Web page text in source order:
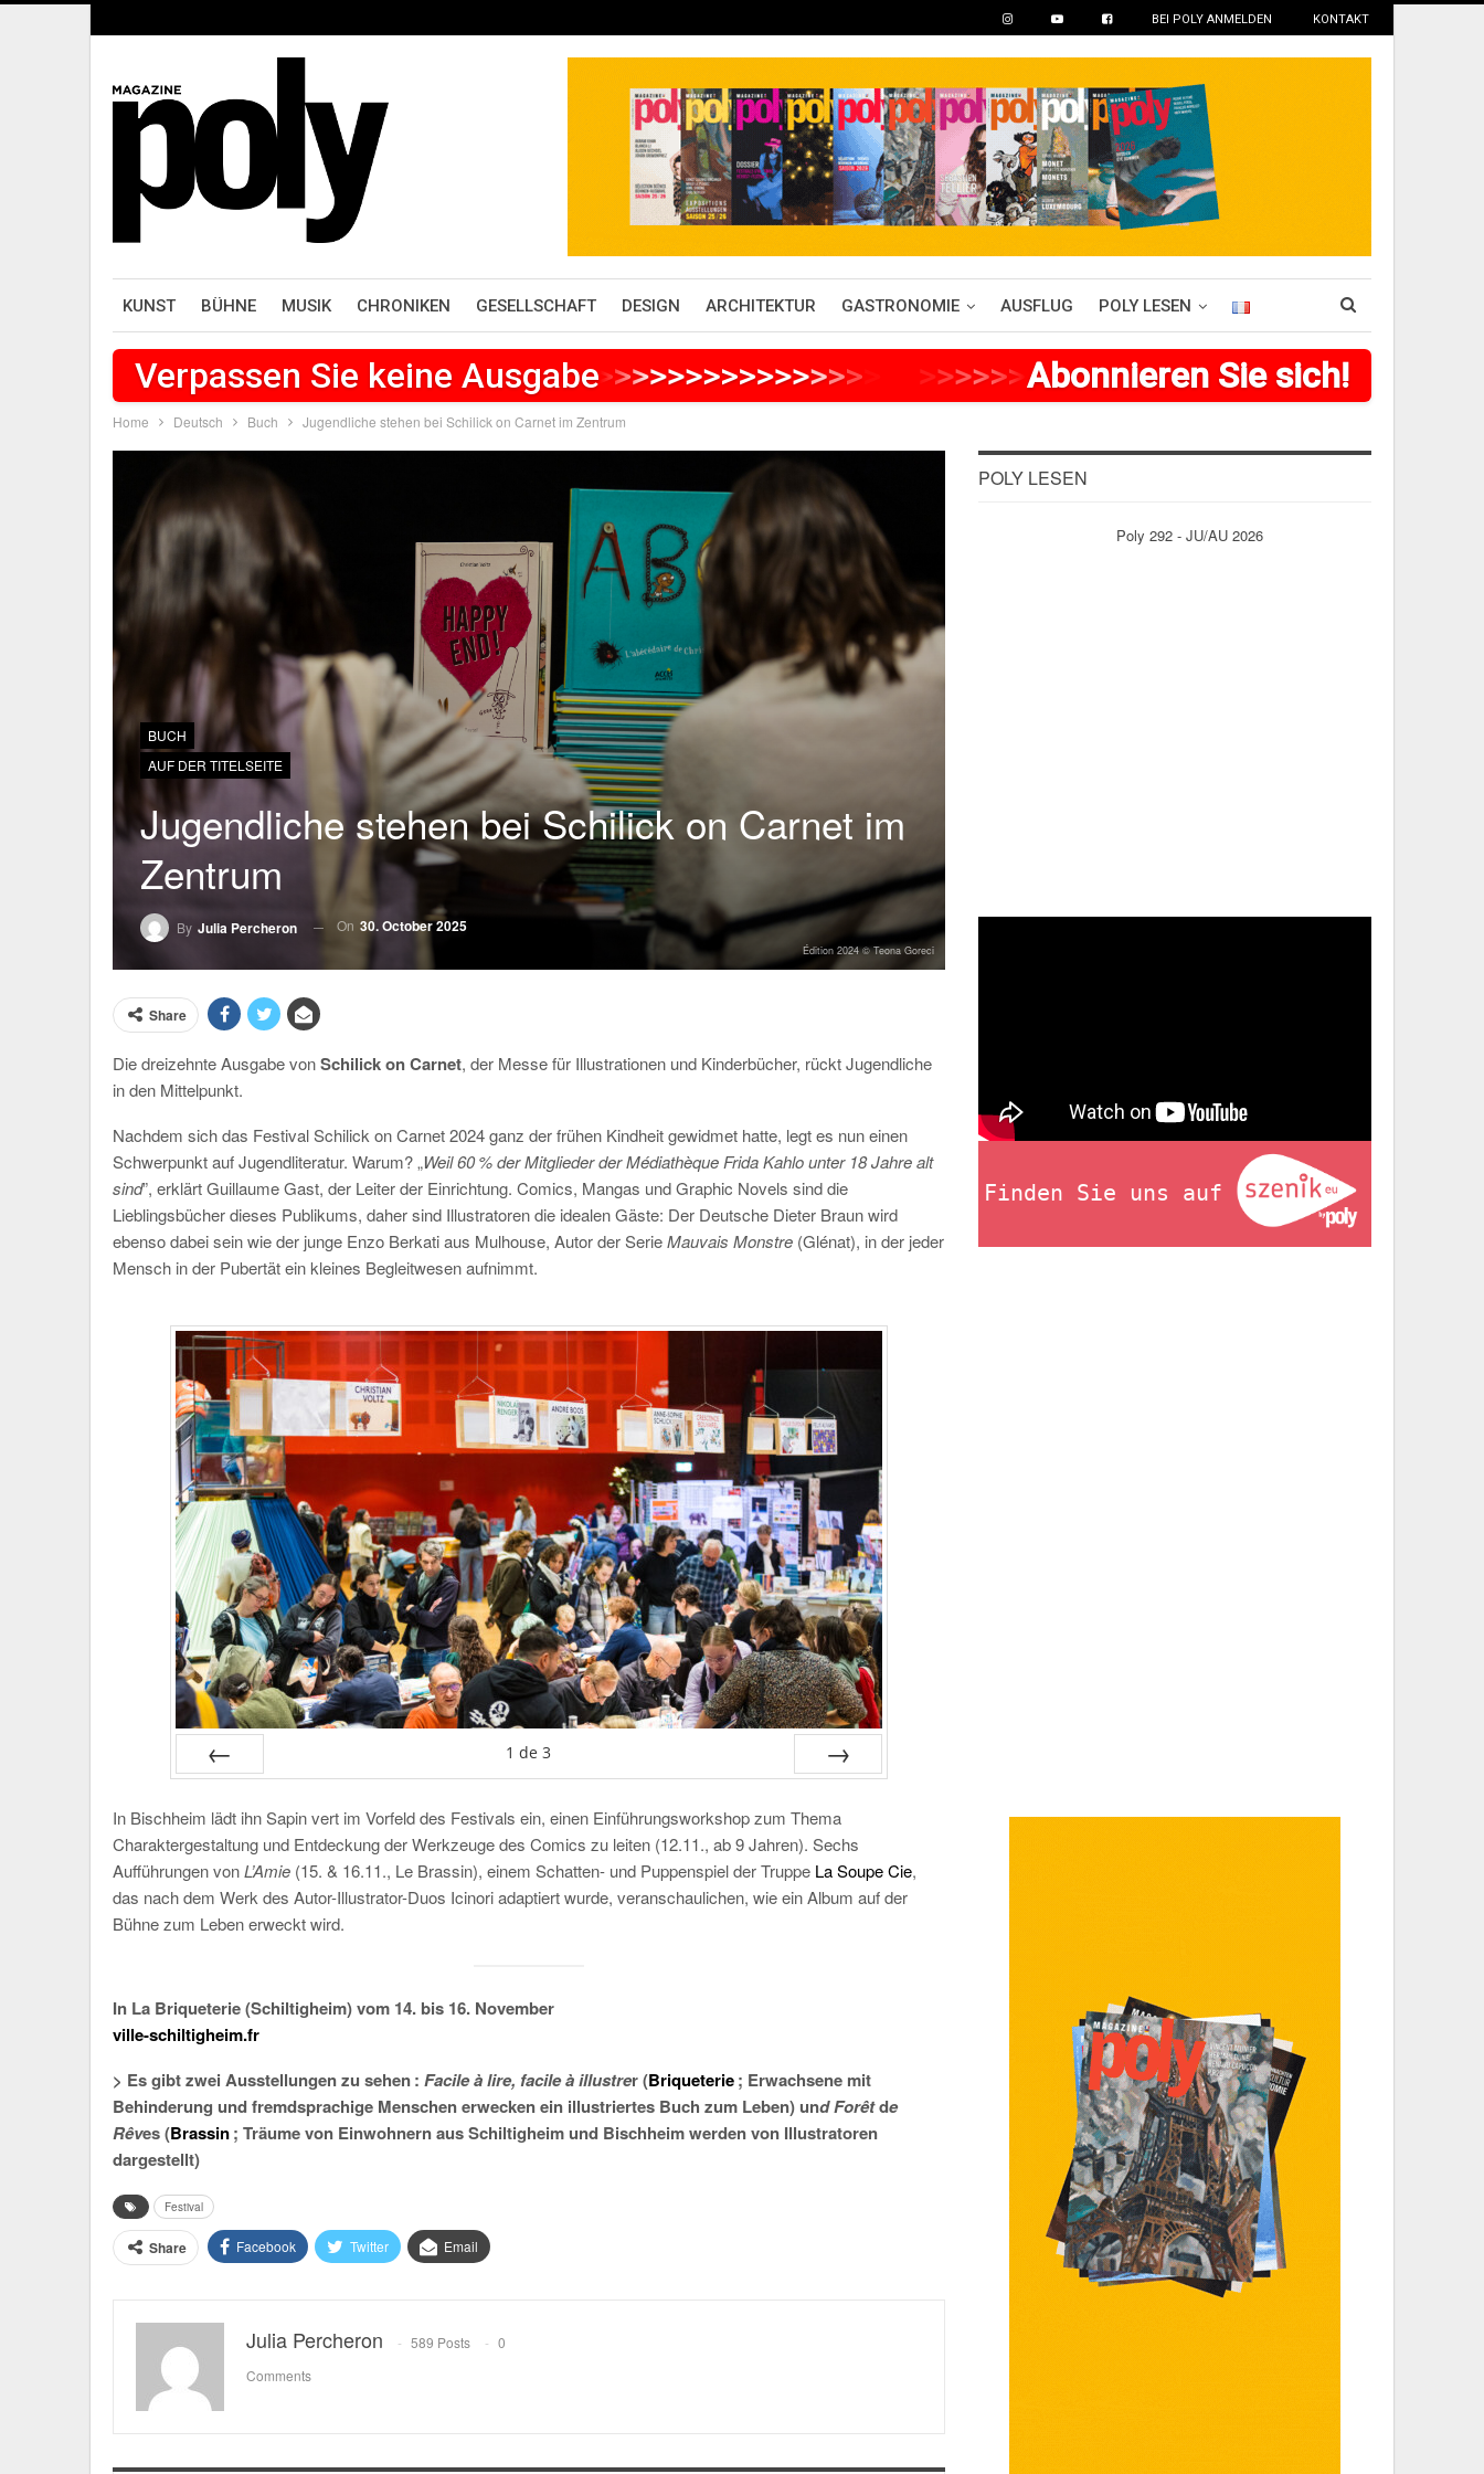
BEI POLY ANMELDEN KONTAKT
KUNST BÜHNE MUSIK CHRONIKEN GESELLSCHAFT DESIGN ARCHITEKTUR GASTRONOMIE AUSFLUG POLY LESEN
Verpassen Sie keine Ausgabe>>>>>>>>>>>>>>> >>>>>>>> >>>>>
Abonnieren Sie sich!
Home Deutsch Buch Jugendliche stehen bei Schilick on Carnet im Zentrum
BUCH
AUF DER TITELSEITE
Jugendliche stehen bei Schilick on Carnet im
Zentrum
By Julia Percheron On 30. October 2025
Édition 2024 © Teona Goreci
Share
Die dreizehnte Ausgabe vonSchilick on Carnet, der Messe für Illustrationen und Kinderbücher, rückt Jugendliche
in den Mittelpunkt.
Nachdem sich das Festival Schilick on Carnet 2024 ganz der frühen Kindheit gewidmet hatte, legt es nun einen
Schwerpunkt auf Jugendliteratur. Warum? „Weil 60 % der Mitglieder der Médiathèque Frida Kahlo unter 18 Jahre alt
sind”, erklärt Guillaume Gast, der Leiter der Einrichtung. Comics, Mangas und Graphic Novels sind die
Lieblingsbücher dieses Publikums, daher sind Illustratoren die idealen Gäste: Der Deutsche Dieter Braun wird
ebenso dabei sein wie der junge Enzo Berkati aus Mulhouse, Autor der SerieMauvais Monstre (Glénat), in der jeder
Mensch in der Pubertät ein kleines Begleitwesen aufnimmt.
1 de 3
In Bischheim lädt ihn Sapin vert im Vorfeld des Festivals ein, einen Einführungsworkshop zum Thema
Charaktergestaltung und Entdeckung der Werkzeuge des Comics zu leiten (12.11., ab 9 Jahren). Sechs
Aufführungen vonL’Amie (15. & 16.11., Le Brassin), einem Schatten- und Puppenspiel der Truppe La Soupe Cie,
das nach dem Werk des Autor-Illustrator-Duos Icinori adaptiert wurde, veranschaulichen, wie ein Album auf der
Bühne zum Leben erweckt wird.
In La Briqueterie (Schiltigheim) vom 14. bis 16. November
ville-schiltigheim.fr
> Es gibt zwei Ausstellungen zu sehen : Facile à lire, facile à illustrer (Briqueterie; Erwachsene mit
Behinderung und fremdsprachige Menschen erwecken ein illustriertes Buch zum Leben) und Forêtde
Rêves (Brassin; Träume von Einwohnern aus Schiltigheim und Bischheim werden von Illustratoren
dargestellt)
Festival
Share Facebook Twitter Email
Julia Percheron 589 Posts
0
Comments
POLY LESEN
Poly 292 - JU/AU 2026
Finden Sie uns auf